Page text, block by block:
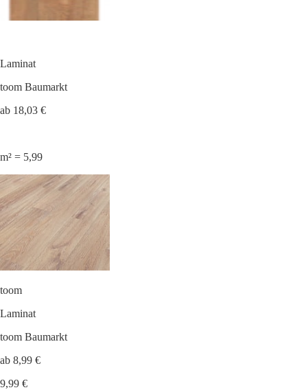
Laminat
toom Baumarkt
ab 18,03 €
m² = 5,99
toom
Laminat
toom Baumarkt
ab 8,99 €
9,99 €